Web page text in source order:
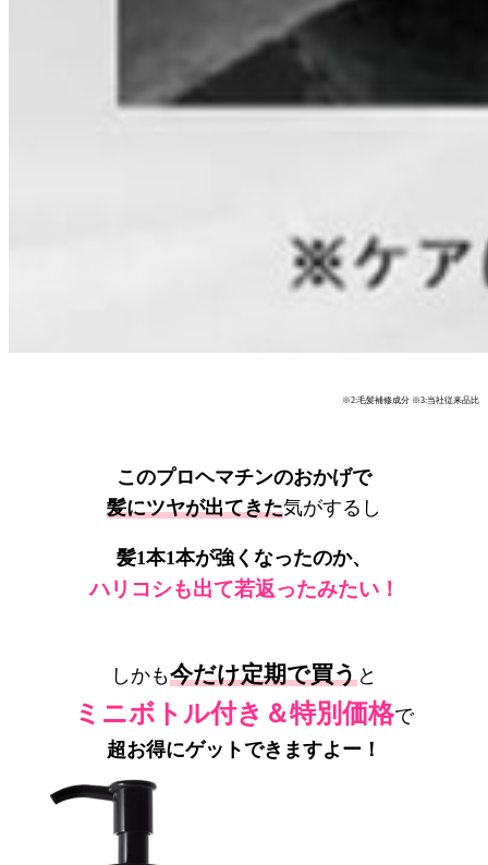
※2:毛髪補修成分 ※3:当社従来品比
このプロヘマチンのおかげで
髪にツヤが出てきた気がするし
髪1本1本が強くなったのか、
ハリコシも出て若返ったみたい！
しかも今だけ定期で買うと
ミニボトル付き＆特別価格で
超お得にゲットできますよー！